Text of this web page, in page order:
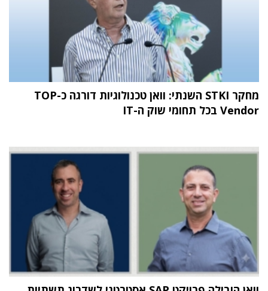
מחקר STKI השנתי: וואן טכנולוגיות דורגה כ-TOP
Vendor בכל תחומי שוק ה-IT